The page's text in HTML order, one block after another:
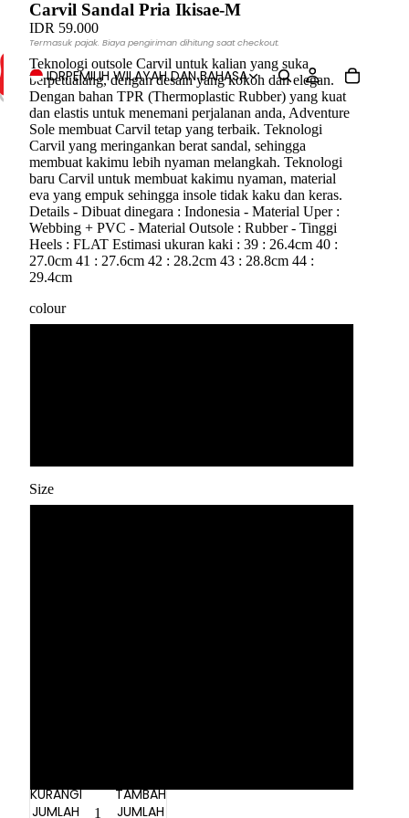
IDRPEMILIH WILAYAH DAN BAHASA
Carvil Sandal Pria Ikisae-M
IDR 59.000
Termasuk pajak. Biaya pengiriman dihitung saat checkout.
Teknologi outsole Carvil untuk kalian yang suka
berpetualang, dengan desain yang kokoh dan elegan.
Dengan bahan TPR (Thermoplastic Rubber) yang kuat
dan elastis untuk menemani perjalanan anda, Adventure
Sole membuat Carvil tetap yang terbaik. Teknologi
Carvil yang meringankan berat sandal, sehingga
membuat kakimu lebih nyaman melangkah. Teknologi
baru Carvil untuk membuat kakimu nyaman, material
eva yang empuk sehingga insole tidak kaku dan keras.
Details - Dibuat dinegara : Indonesia - Material Uper :
Webbing + PVC - Material Outsole : Rubber - Tinggi
Heels : FLAT Estimasi ukuran kaki : 39 : 26.4cm 40 :
27.0cm 41 : 27.6cm 42 : 28.2cm 43 : 28.8cm 44 :
29.4cm
colour
Size
KURANGI
JUMLAH
TAMBAH
JUMLAH